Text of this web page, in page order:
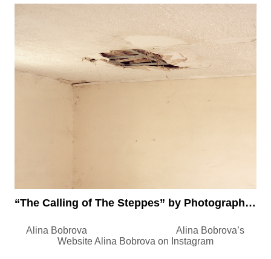
“The Calling of The Steppes” by Photographer Alina Bobrova
Alina Bobrova Alina Bobrova’s
Website Alina Bobrova on Instagram